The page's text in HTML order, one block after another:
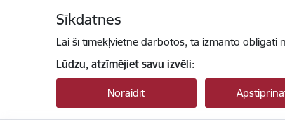
Sīkdatnes
Lai šī tīmekļvietne darbotos, tā izmanto obligāti
Lūdzu, atzīmējiet savu izvēli:
Noraidīt